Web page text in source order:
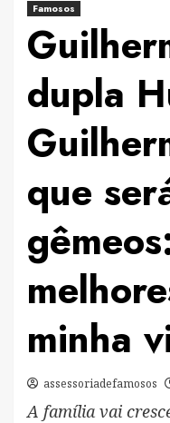
Famosos
dupla
que
minha
assessoriadefamosos
A família vai